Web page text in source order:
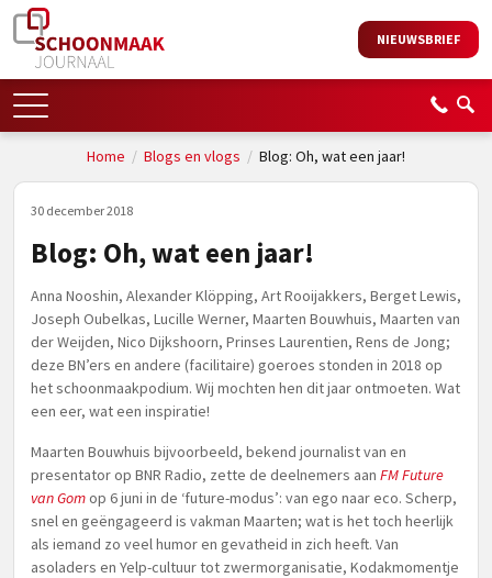
NIEUWSBRIEF
Home / Blogs en vlogs / Blog: Oh, wat een jaar!
30 december 2018
Blog: Oh, wat een jaar!
Anna Nooshin, Alexander Klöpping, Art Rooijakkers, Berget Lewis,
Joseph Oubelkas, Lucille Werner, Maarten Bouwhuis, Maarten van
der Weijden, Nico Dijkshoorn, Prinses Laurentien, Rens de Jong;
deze BN’ers en andere (facilitaire) goeroes stonden in 2018 op
het schoonmaakpodium. Wij mochten hen dit jaar ontmoeten. Wat
een eer, wat een inspiratie!
Maarten Bouwhuis bijvoorbeeld, bekend journalist van en
presentator op BNR Radio, zette de deelnemers aan FM Future
van Gomop 6 juni in de ‘future-modus’: van ego naar eco. Scherp,
snel en geëngageerd is vakman Maarten; wat is het toch heerlijk
als iemand zo veel humor en gevatheid in zich heeft. Van
asoladers en Yelp-cultuur tot zwermorganisatie, Kodakmomentje